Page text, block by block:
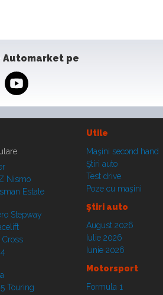
Automarket pe
Utile
Nismo
Estate
Stepway
Cross
Touring
Maşini second hand
Ştiri auto
Test drive
Poze cu maşini
Ştiri auto
August 2026
Iulie 2026
Iunie 2026
Motorsport
Formula 1